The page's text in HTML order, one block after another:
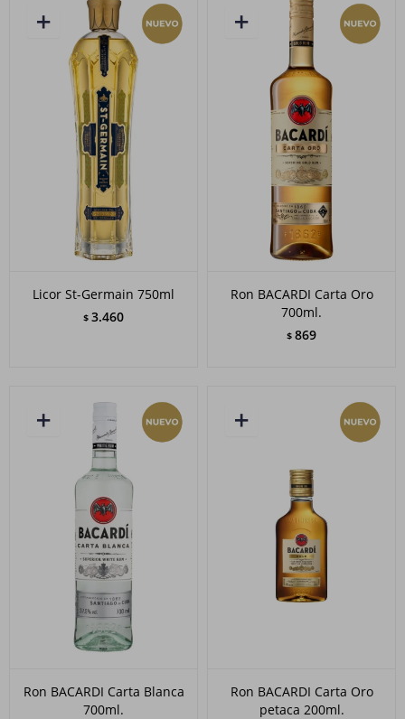
Licor St-Germain 750ml
$ 3.460
Ron BACARDI Carta Oro
700ml.
$ 869
Ron BACARDI Carta Blanca
700ml.
Ron BACARDI Carta Oro
petaca 200ml.